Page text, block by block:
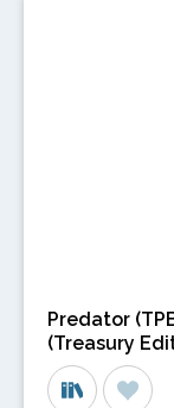
Predator
(Treasury